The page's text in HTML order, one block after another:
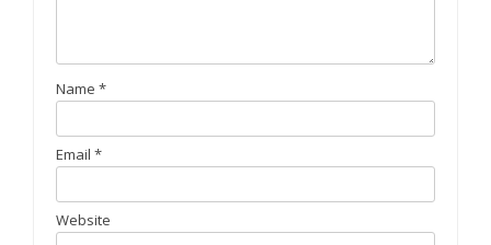
Name *
Email *
Website